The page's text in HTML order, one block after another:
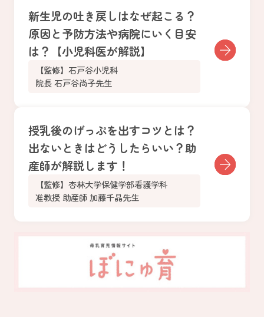
新生児の吐き戻しはなぜ起こる？
原因と予防方法や病院にいく目安
は？【小児科医が解説】
【監修】石戸谷小児科
院長 石戸谷尚子先生
授乳後のげっぷを出すコツとは？
出ないときはどうしたらいい？助
産師が解説します！
【監修】杏林大学保健学部看護学科
准教授 助産師 加藤千晶先生